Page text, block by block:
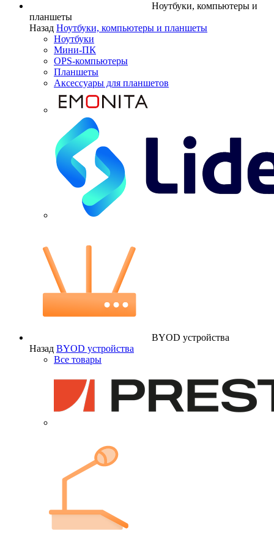
Ноутбуки, компьютеры и
планшеты
Назад Ноутбуки, компьютеры и планшеты
Ноутбуки
Мини-ПК
OPS-компьютеры
Планшеты
Аксессуары для планшетов
BYOD устройства
Назад BYOD устройства
Все товары